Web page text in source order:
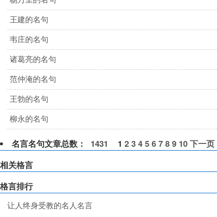
王建的名句
韦庄的名句
诸葛亮的名句
范仲淹的名句
王勃的名句
柳永的名句
名言名句文章总数： 1431 1 2 3 4 5 6 7 8 9 10 下一页
相关格言
格言排行
让人终身受教的名人名言